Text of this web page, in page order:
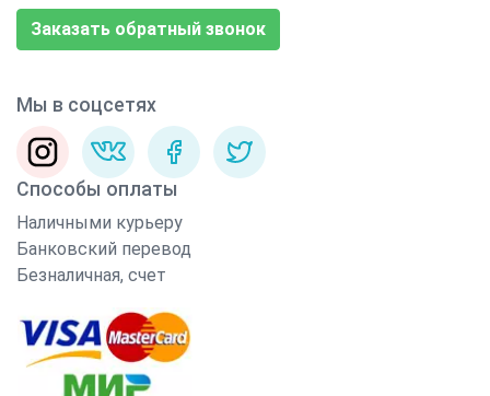
Заказать обратный звонок
Мы в соцсетях
Способы оплаты
Наличными курьеру
Банковский перевод
Безналичная, счет